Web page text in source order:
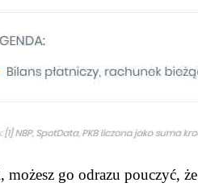
możesz go odrazu pouczyć,